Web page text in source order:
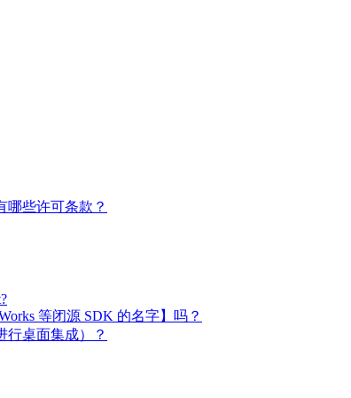
哪些许可条款？
等闭源 SDK 的名字】吗？
行桌面集成）？